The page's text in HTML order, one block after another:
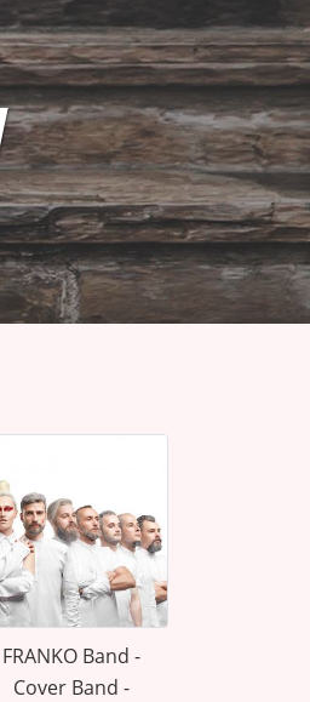
FRANKO Band -
Cover Band -